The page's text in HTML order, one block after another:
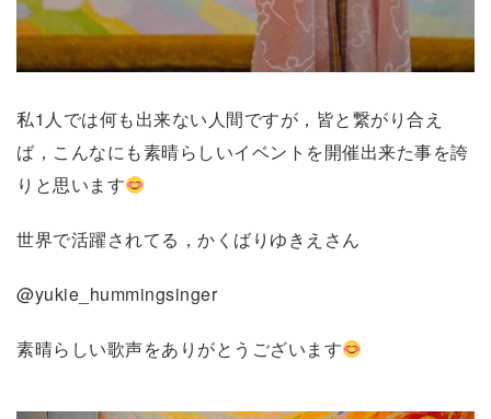
私1人では何も出来ない人間ですが，皆と繋がり合え
ば，こんなにも素晴らしいイベントを開催出来た事を誇
りと思います
世界で活躍されてる，かくばりゆきえさん
@yukie_hummingsinger
素晴らしい歌声をありがとうございます